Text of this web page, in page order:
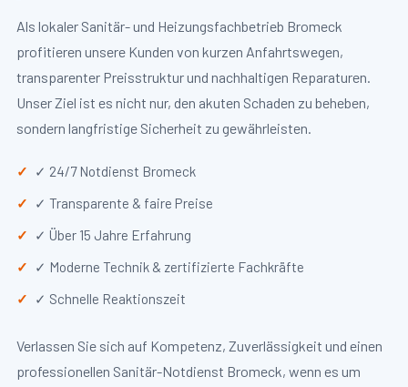
Als lokaler Sanitär- und Heizungsfachbetrieb Bromeck
profitieren unsere Kunden von kurzen Anfahrtswegen,
transparenter Preisstruktur und nachhaltigen Reparaturen.
Unser Ziel ist es nicht nur, den akuten Schaden zu beheben,
sondern langfristige Sicherheit zu gewährleisten.
✓ 24/7 Notdienst Bromeck
✓ Transparente & faire Preise
✓ Über 15 Jahre Erfahrung
✓ Moderne Technik & zertifizierte Fachkräfte
✓ Schnelle Reaktionszeit
Verlassen Sie sich auf Kompetenz, Zuverlässigkeit und einen
professionellen Sanitär-Notdienst Bromeck, wenn es um